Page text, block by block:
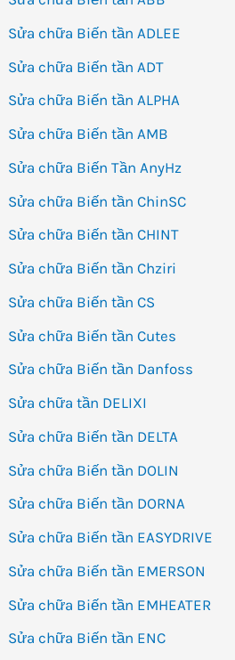
Sửa chữa Biến tần ADLEE
Sửa chữa Biến tần ADT
Sửa chữa Biến tần ALPHA
Sửa chữa Biến tần AMB
Sửa chữa Biến Tần AnyHz
Sửa chữa Biến tần ChinSC
Sửa chữa Biến tần CHINT
Sửa chữa Biến tần Chziri
Sửa chữa Biến tần CS
Sửa chữa Biến tần Cutes
Sửa chữa Biến tần Danfoss
Sửa chữa tần DELIXI
Sửa chữa Biến tần DELTA
Sửa chữa Biến tần DOLIN
Sửa chữa Biến tần DORNA
Sửa chữa Biến tần EASYDRIVE
Sửa chữa Biến tần EMERSON
Sửa chữa Biến tần EMHEATER
Sửa chữa Biến tần ENC